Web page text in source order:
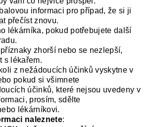
informaci pro případ, že si ji
přečíst znovu.
lékárníka, pokud potřebujete další
zhorší nebo se nezlepší,
s lékařem.
z nežádoucích účinků vyskytne v
pokud si všimnete
účinků, které nejsou uvedeny v
prosím, sdělte
lékárníkovi.
naleznete: